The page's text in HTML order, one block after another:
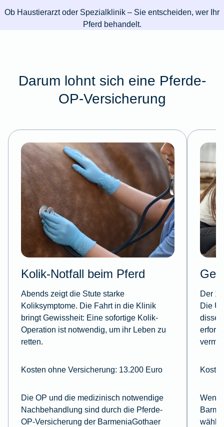
Ob Haustierarzt oder Spezialklinik – Sie entscheiden, wer Ihr
Pferd behandelt.
Darum lohnt sich eine Pferde-
OP-Versicherung
Kolik-Notfall beim Pferd
Abends zeigt die Stute starke
Koliksymptome. Die Fahrt in die Klinik
bringt Gewissheit: Eine sofortige Kolik-
Operation ist notwendig, um ihr Leben zu
retten.
Kosten ohne Versicherung: 13.200 Euro
Die OP und die medizinisch notwendige
Nachbehandlung sind durch die Pferde-
OP-Versicherung der BarmeniaGothaer
Der
Die
Wenn